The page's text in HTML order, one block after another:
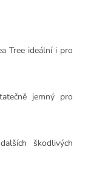
Tree ideální i pro
jemný pro
škodlivých